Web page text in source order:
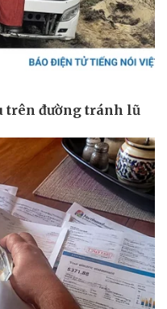
Ô tô - Xe máy
Ô tô
Xe máy
Tư vấn